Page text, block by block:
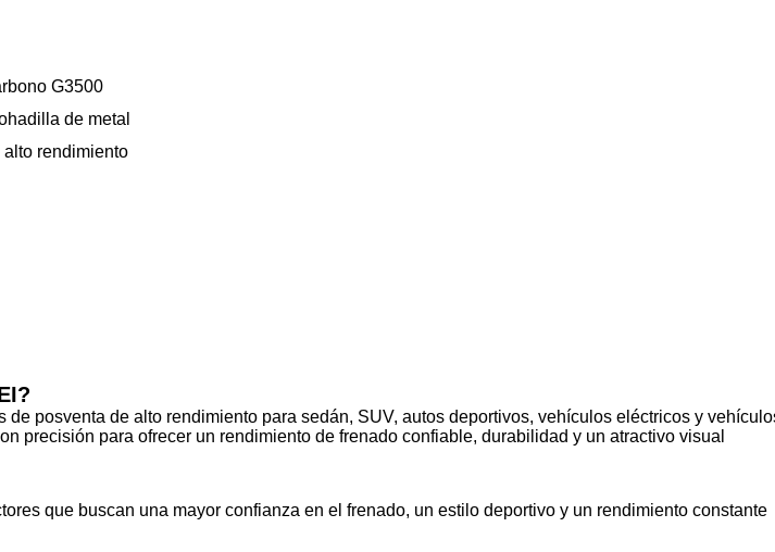
G3500
de metal
rendimiento
posventa de alto rendimiento para sedán, SUV, autos deportivos, vehículos eléctricos y
precisión para ofrecer un rendimiento de frenado confiable, durabilidad y un atractivo visual
que buscan una mayor confianza en el frenado, un estilo deportivo y un rendimiento constante